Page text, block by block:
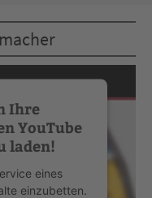
Ihre
YouTube
laden!
eines
einzubetten.